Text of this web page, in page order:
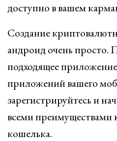
доступно в вашем
Создание
андроид очень просто.
подходящее
приложений вашего
зарегистрируйтесь и
всеми преимуществами
кошелька.